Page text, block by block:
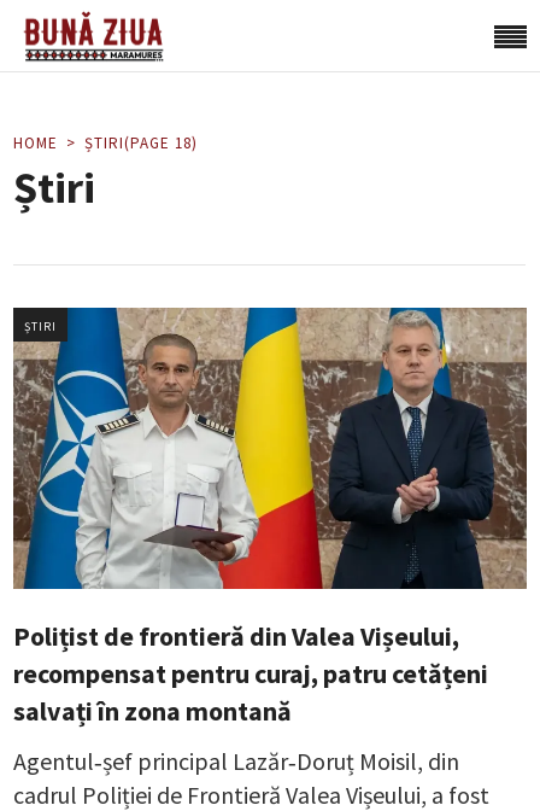
HOME ȘTIRI(PAGE 18)
Știri
ȘTIRI
Polițist de frontieră din Valea Vișeului,
recompensat pentru curaj, patru cetățeni
salvați în zona montană
Agentul‑șef principal Lazăr‑Doruț Moisil, din
cadrul Poliției de Frontieră Valea Vișeului, a fost